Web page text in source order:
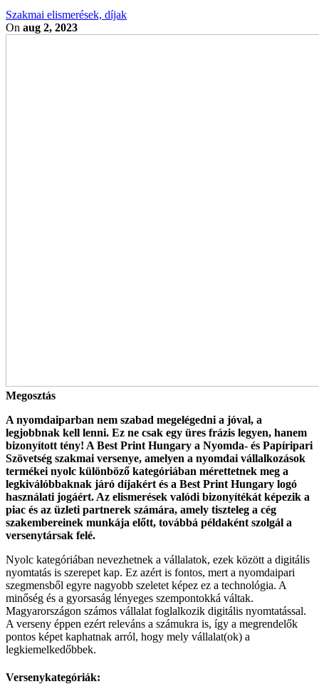
Szakmai elismerések, díjak
On aug 2, 2023
Megosztás
A nyomdaiparban nem szabad megelégedni a jóval, a
legjobbnak kell lenni. Ez ne csak egy üres frázis legyen, hanem
bizonyított tény! A Best Print Hungary a Nyomda- és Papíripari
Szövetség szakmai versenye, amelyen a nyomdai vállalkozások
termékei nyolc különböző kategóriában mérettetnek meg a
legkiválóbbaknak járó díjakért és a Best Print Hungary logó
használati jogáért. Az elismerések valódi bizonyítékát képezik a
piac és az üzleti partnerek számára, amely tiszteleg a cég
szakembereinek munkája előtt, továbbá példaként szolgál a
versenytársak felé.
Nyolc kategóriában nevezhetnek a vállalatok, ezek között a digitális
nyomtatás is szerepet kap. Ez azért is fontos, mert a nyomdaipari
szegmensből egyre nagyobb szeletet képez ez a technológia. A
minőség és a gyorsaság lényeges szempontokká váltak.
Magyarországon számos vállalat foglalkozik digitális nyomtatással.
A verseny éppen ezért releváns a számukra is, így a megrendelők
pontos képet kaphatnak arról, hogy mely vállalat(ok) a
legkiemelkedőbbek.
Versenykategóriák: